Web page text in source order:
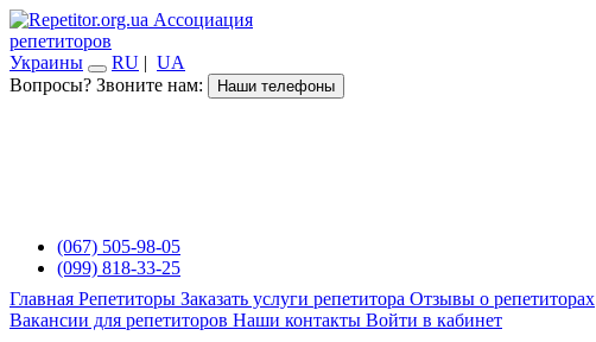
Ассоциация
репетиторов
Украины
RU | UA
Вопросы? Звоните нам:
Наши телефоны
(067) 505-98-05
(099) 818-33-25
Главная Репетиторы Заказать услуги репетитора Отзывы о репетиторах
Вакансии для репетиторов Наши контакты Войти в кабинет